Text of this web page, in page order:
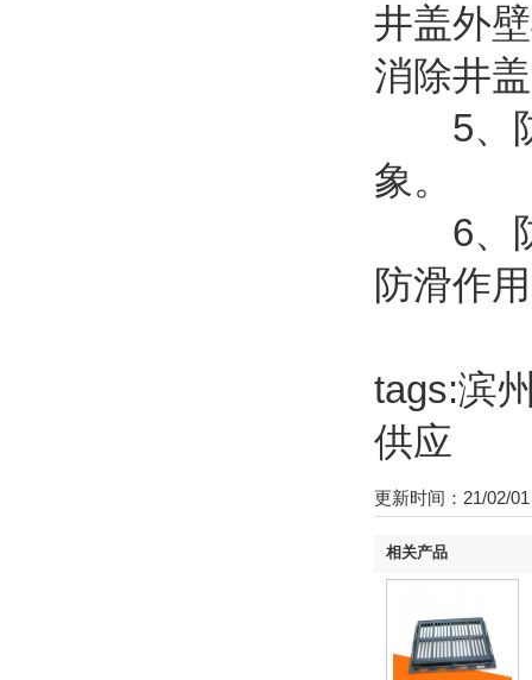
井盖外
消除井
5、防
象。
6、防
防滑作
tags:滨
供应
更新时间：21/02/
相关产品